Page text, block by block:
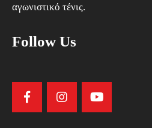
αγωνιστικό τένις.
Follow Us